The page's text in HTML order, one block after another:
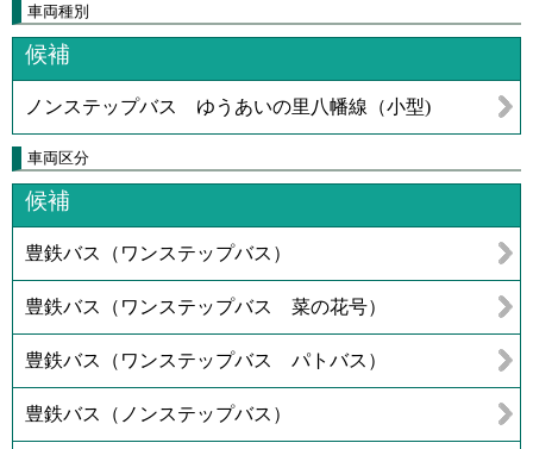
車両種別
候補
ノンステップバス ゆうあいの里八幡線（小型)
車両区分
候補
豊鉄バス（ワンステップバス）
豊鉄バス（ワンステップバス 菜の花号）
豊鉄バス（ワンステップバス パトバス）
豊鉄バス（ノンステップバス）